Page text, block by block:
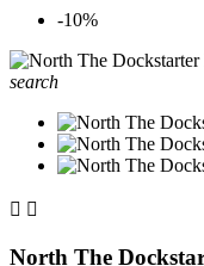
-10%
search
 
North The